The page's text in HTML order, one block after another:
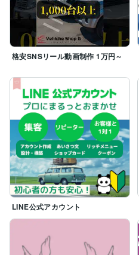
格安SNSリール動画制作 1万円～
LINE公式アカウント